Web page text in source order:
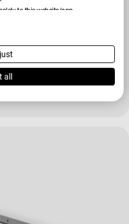
to this website/app.
advertising
all